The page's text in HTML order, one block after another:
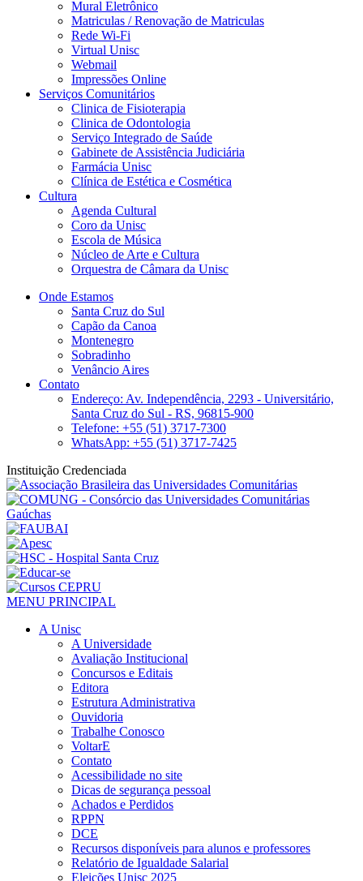
Mural Eletrônico
Matriculas / Renovação de Matriculas
Rede Wi-Fi
Virtual Unisc
Webmail
Impressões Online
Serviços Comunitários
Clinica de Fisioterapia
Clinica de Odontologia
Serviço Integrado de Saúde
Gabinete de Assistência Judiciária
Farmácia Unisc
Clínica de Estética e Cosmética
Cultura
Agenda Cultural
Coro da Unisc
Escola de Música
Núcleo de Arte e Cultura
Orquestra de Câmara da Unisc
Onde Estamos
Santa Cruz do Sul
Capão da Canoa
Montenegro
Sobradinho
Venâncio Aires
Contato
Endereço: Av. Independência, 2293 - Universitário,
Santa Cruz do Sul - RS, 96815-900
Telefone: +55 (51) 3717-7300
WhatsApp: +55 (51) 3717-7425
Instituição Credenciada
MENU PRINCIPAL
A Unisc
A Universidade
Avaliação Institucional
Concursos e Editais
Editora
Estrutura Administrativa
Ouvidoria
Trabalhe Conosco
VoltarE
Contato
Acessibilidade no site
Dicas de segurança pessoal
Achados e Perdidos
RPPN
DCE
Recursos disponíveis para alunos e professores
Relatório de Igualdade Salarial
Eleições Unisc 2025